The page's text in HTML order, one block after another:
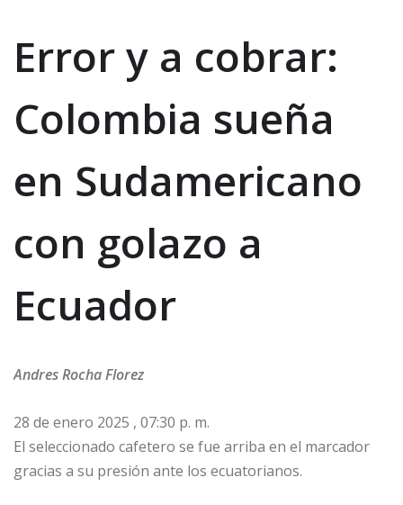
Error y a cobrar:
Colombia sueña
en Sudamericano
con golazo a
Ecuador
Andres Rocha Florez
28 de enero 2025 , 07:30 p. m.
El seleccionado cafetero se fue arriba en el marcador
gracias a su presión ante los ecuatorianos.